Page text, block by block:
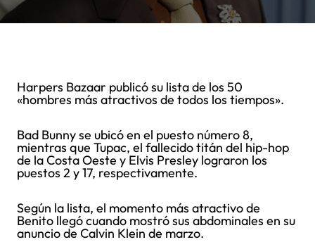
Harpers Bazaar publicó su lista de los 50
«hombres más atractivos de todos los tiempos».
Bad Bunny se ubicó en el puesto número 8,
mientras que Tupac, el fallecido titán del hip-hop
de la Costa Oeste y Elvis Presley lograron los
puestos 2 y 17, respectivamente.
Según la lista, el momento más atractivo de
Benito llegó cuando mostró sus abdominales en su
anuncio de Calvin Klein de marzo.